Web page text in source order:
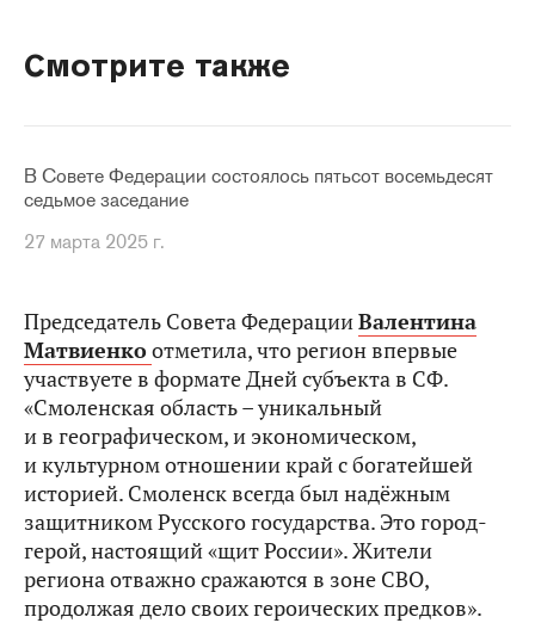
Смотрите также
В Совете Федерации состоялось пятьсот восемьдесят
седьмое заседание
27 марта 2025 г.
Председатель Совета ФедерацииВалентина
Матвиенкоотметила, что регион впервые
участвуете в формате Дней субъекта в СФ.
«Смоленская область – уникальный
и в географическом, и экономическом,
и культурном отношении край с богатейшей
историей. Смоленск всегда был надёжным
защитником Русского государства. Это город-
герой, настоящий «щит России». Жители
региона отважно сражаются в зоне СВО,
продолжая дело своих героических предков».